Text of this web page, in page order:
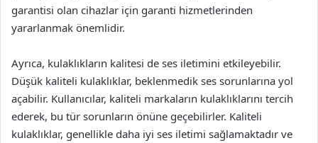
garantisi olan cihazlar için garanti hizmetlerinden
yararlanmak önemlidir.
Ayrıca, kulaklıkların kalitesi de ses iletimini etkileyebilir.
Düşük kaliteli kulaklıklar, beklenmedik ses sorunlarına yol
açabilir. Kullanıcılar, kaliteli markaların kulaklıklarını tercih
ederek, bu tür sorunların önüne geçebilirler. Kaliteli
kulaklıklar, genellikle daha iyi ses iletimi sağlamaktadır ve